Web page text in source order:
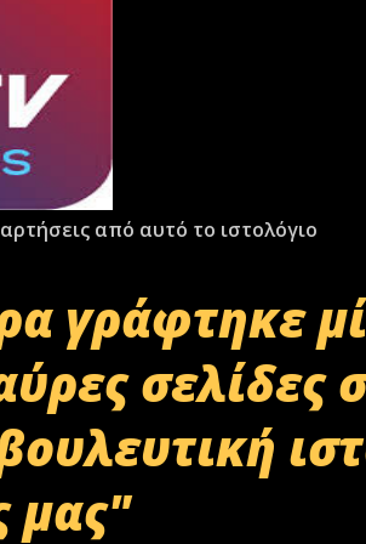
από αυτό το ιστολόγιο
γράφτηκε
σελίδες
μας"